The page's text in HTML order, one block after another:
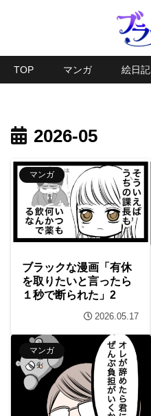
TOP マンガ 絵日記
2026-05
マンガ
ブラックな漫画「有休
を取りたいと言ったら
１秒で断られた」2
2026.05.17
マンガ